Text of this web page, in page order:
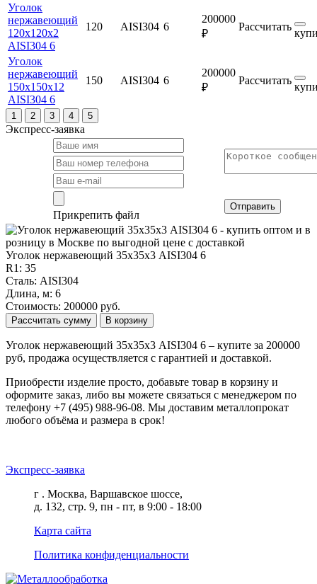
Уголок
нержавеющий
120х120х2
AISI304 6
120 AISI304 6
200000
₽
Рассчитать
Уголок
нержавеющий
150х150х12
AISI304 6
150 AISI304 6
200000
₽
Рассчитать
1 2 3 4 5
Экспресс-заявка
Прикрепить файл
Отправить
Уголок нержавеющий 35х35х3 AISI304 6
R1: 35
Сталь: AISI304
Длина, м: 6
Стоимость: 200000 руб.
Рассчитать сумму В корзину
Уголок нержавеющий 35х35х3 AISI304 6 – купите за 200000
руб, продажа осуществляется с гарантией и доставкой.
Приобрести изделие просто, добавьте товар в корзину и
оформите заказ, либо вы можете связаться с менеджером по
телефону +7 (495) 988-96-08. Мы доставим металлопрокат
любого объёма и размера в срок!
Экспресс-заявка
г . Москва, Варшавское шоссе,
д. 132, стр. 9, пн - пт, в 9:00 - 18:00
Карта сайта
Политика конфиденциальности